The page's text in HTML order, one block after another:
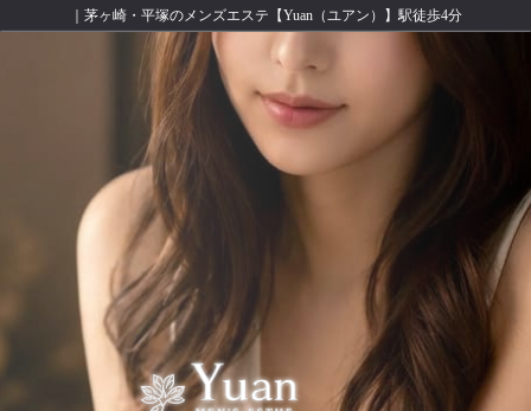
｜茅ヶ崎・平塚のメンズエステ【Yuan（ユアン）】駅徒歩4分